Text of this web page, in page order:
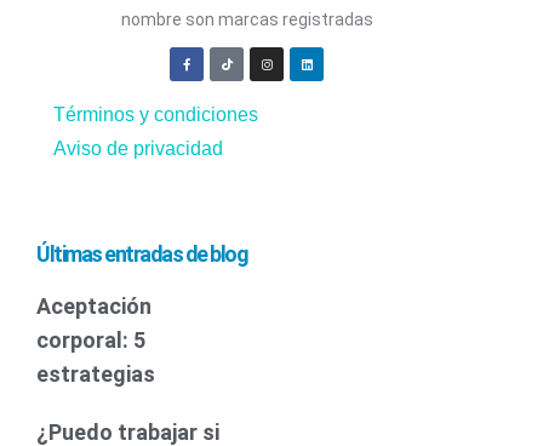
nombre son marcas registradas
Términos y condiciones
Aviso de privacidad
Últimas entradas de blog
Aceptación
corporal: 5
estrategias
¿Puedo trabajar si